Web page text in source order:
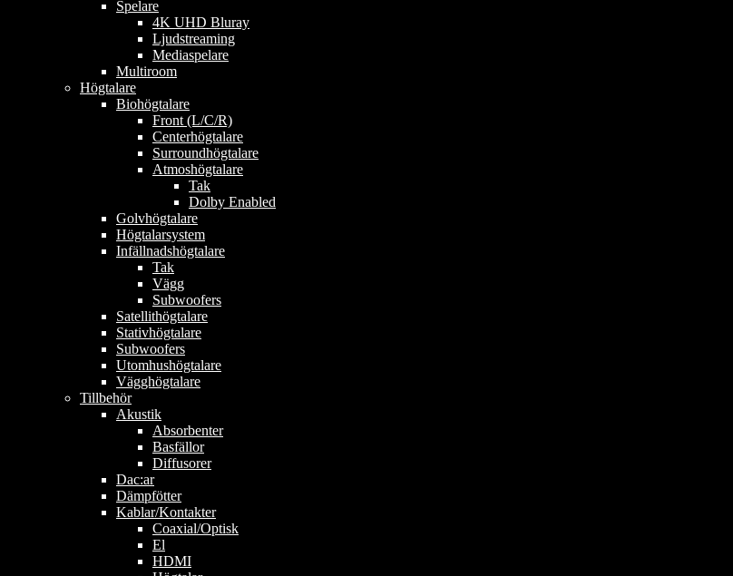
Spelare
4K UHD Bluray
Ljudstreaming
Mediaspelare
Multiroom
Högtalare
Biohögtalare
Front (L/C/R)
Centerhögtalare
Surroundhögtalare
Atmoshögtalare
Tak
Dolby Enabled
Golvhögtalare
Högtalarsystem
Infällnadshögtalare
Tak
Vägg
Subwoofers
Satellithögtalare
Stativhögtalare
Subwoofers
Utomhushögtalare
Vägghögtalare
Tillbehör
Akustik
Absorbenter
Basfällor
Diffusorer
Dac:ar
Dämpfötter
Kablar/Kontakter
Coaxial/Optisk
El
HDMI